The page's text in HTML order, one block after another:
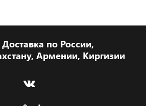
по России,
Армении, Киргизии